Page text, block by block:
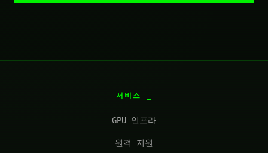
서비스
GPU 인프라
원격 지원